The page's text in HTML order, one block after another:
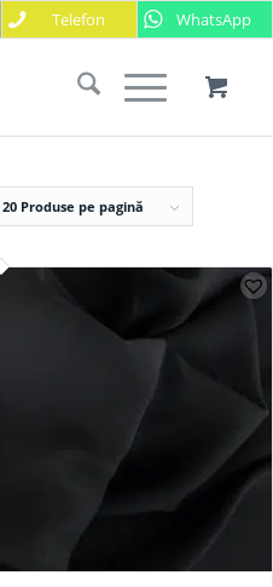
Telefon WhatsApp
20 Produse pe pagină